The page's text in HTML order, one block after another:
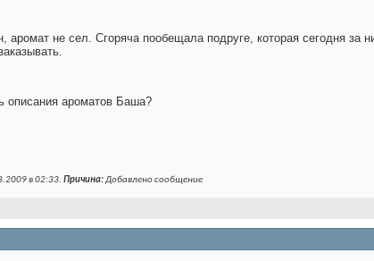
аромат не сел. Сгоряча пообещала подруге, которая сегодня за
описания ароматов Баша?
в02:33. Причина:Добавлено сообщение